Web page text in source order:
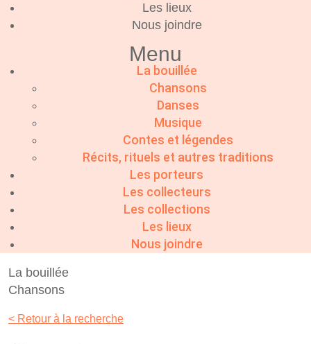
Les lieux
Nous joindre
Menu
La bouillée
Chansons
Danses
Musique
Contes et légendes
Récits, rituels et autres traditions
Les porteurs
Les collecteurs
Les collections
Les lieux
Nous joindre
La bouillée
Chansons
< Retour à la recherche